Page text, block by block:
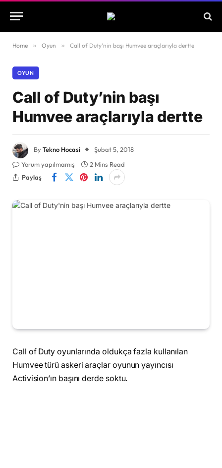
Home » Oyun » Call of Duty’nin başı Humvee araçlarıyla dertte
OYUN
Call of Duty’nin başı
Humvee araçlarıyla dertte
ByTekno Hocasi
Şubat 5, 2018
Yorum yapılmamış
2 Mins Read
Paylaş
Call of Duty oyunlarında oldukça fazla kullanılan
Humvee türü askeri araçlar oyunun yayıncısı
Activision’ın başını derde soktu.